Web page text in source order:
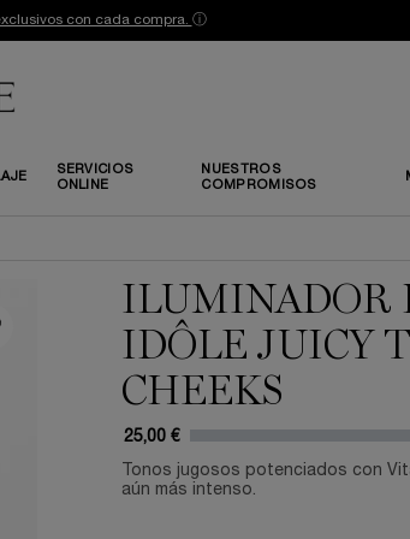
con cada compra. ⓘ
SERVICIOS
ONLINE
NUESTROS
COMPROMISOS
ILUMINADOR
IDÔLE JUICY
CHEEKS
25,00 €
Tonos jugosos potenciados con
aún más intenso.